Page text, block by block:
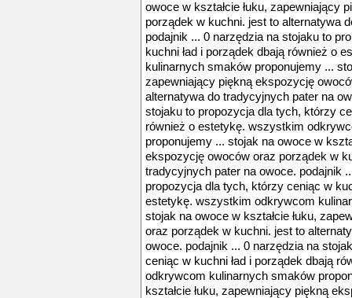
owoce w kształcie łuku, zapewniający
porządek w kuchni. jest to alternatywa
podajnik ... 0 narzędzia na stojaku to
kuchni ład i porządek dbają również o
kulinarnych smaków proponujemy ...
zapewniający piękną ekspozycję
alternatywa do tradycyjnych pater na
stojaku to propozycja dla tych, którzy
również o estetykę. wszystkim
proponujemy ... stojak na owoce w
ekspozycję owoców oraz porządek w
tradycyjnych pater na owoce. podajnik
propozycja dla tych, którzy ceniąc w
estetykę. wszystkim odkrywcom
stojak na owoce w kształcie łuku,
oraz porządek w kuchni. jest to
owoce. podajnik ... 0 narzędzia na
ceniąc w kuchni ład i porządek dbają
odkrywcom kulinarnych smaków
kształcie łuku, zapewniający piękną